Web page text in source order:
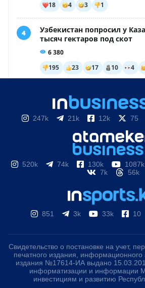
247k 21k 12k 75
520k 74k 130k 1087k
7k
56k
851 3k 33k 10
Свидетельство о постановке на учет,
печатного издания, информационного
издания №17614-ИА выдано
информатизации и информации
инвестициям и развитию